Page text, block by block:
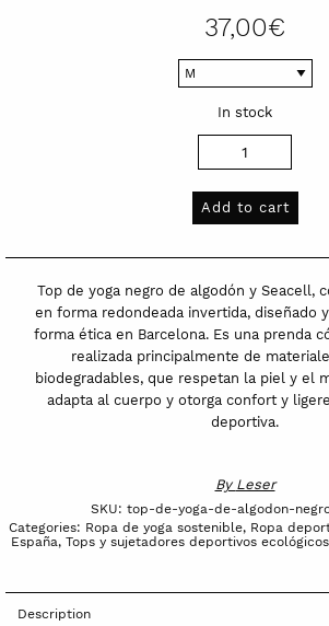
37,00€
In stock
algodón
negro
Chakra
quantity
Add to cart
Top de yoga negro de algodón y Seacell,
en forma redondeada invertida, diseñado
forma ética en Barcelona. Es una prenda
realizada principalmente de
biodegradables, que respetan la piel y el
adapta al cuerpo y otorga confort y
deportiva.
By Leser
SKU: top-de-yoga-de-algodon-
Categories: Ropa de yoga sostenible, Ropa
España, Tops y sujetadores deportivos ecológicos
Description